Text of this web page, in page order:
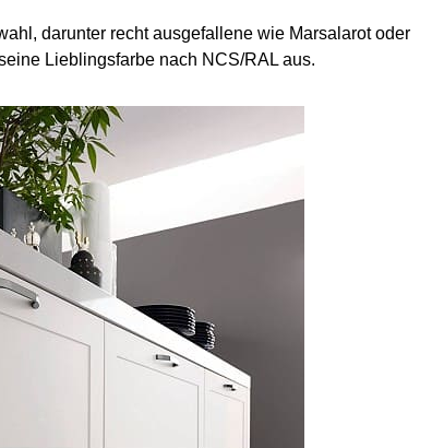
darunter recht ausgefallene wie Marsalarot oder
Lieblingsfarbe nach NCS/RAL aus.